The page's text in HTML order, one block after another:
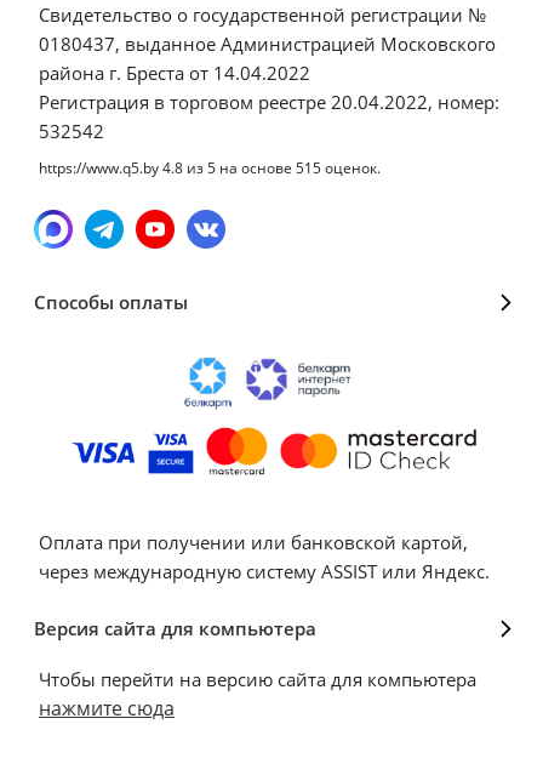
Свидетельство о государственной регистрации №
0180437, выданное Администрацией Московского
района г. Бреста от 14.04.2022
Регистрация в торговом реестре 20.04.2022, номер:
532542
https://www.q5.by4.8 из5 на основе 515оценок.
Способы оплаты
Оплата при получении или банковской картой,
через международную систему ASSIST или Яндекс.
Версия сайта для компьютера
Чтобы перейти на версию сайта для компьютера
нажмите сюда